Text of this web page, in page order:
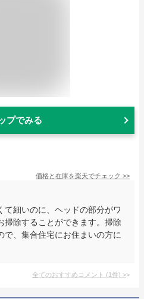
プでみる
価格と在庫を楽天でチェック >>
て細いのに、ヘッドの部分がワ
掃除することができます。掃除
で、集合住宅にお住まいの方に
全てのおすすめコメント (1件) >